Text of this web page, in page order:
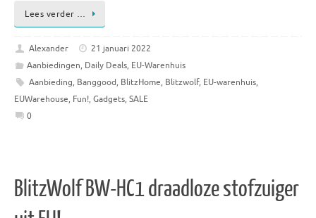
Lees verder …
Alexander
21 januari 2022
Aanbiedingen, Daily Deals, EU-Warenhuis
Aanbieding, Banggood, BlitzHome, Blitzwolf, EU-warenhuis,
EUWarehouse, Fun!, Gadgets, SALE
0
BlitzWolf BW-HC1 draadloze stofzuiger